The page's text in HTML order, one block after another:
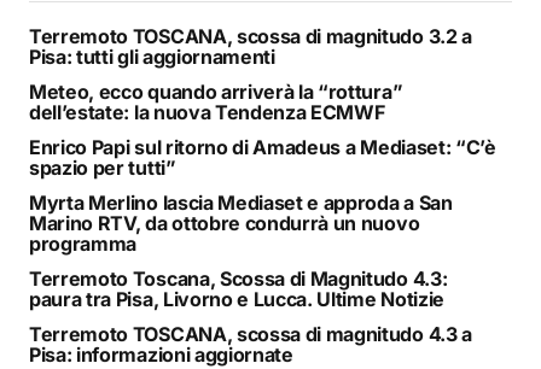
Terremoto TOSCANA, scossa di magnitudo 3.2 a
Pisa: tutti gli aggiornamenti
Meteo, ecco quando arriverà la “rottura”
dell’estate: la nuova Tendenza ECMWF
Enrico Papi sul ritorno di Amadeus a Mediaset: “C’è
spazio per tutti”
Myrta Merlino lascia Mediaset e approda a San
Marino RTV, da ottobre condurrà un nuovo
programma
Terremoto Toscana, Scossa di Magnitudo 4.3:
paura tra Pisa, Livorno e Lucca. Ultime Notizie
Terremoto TOSCANA, scossa di magnitudo 4.3 a
Pisa: informazioni aggiornate